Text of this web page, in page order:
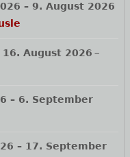
– 9. August 2026
16. August 2026 –
– 6. September
– 17. September